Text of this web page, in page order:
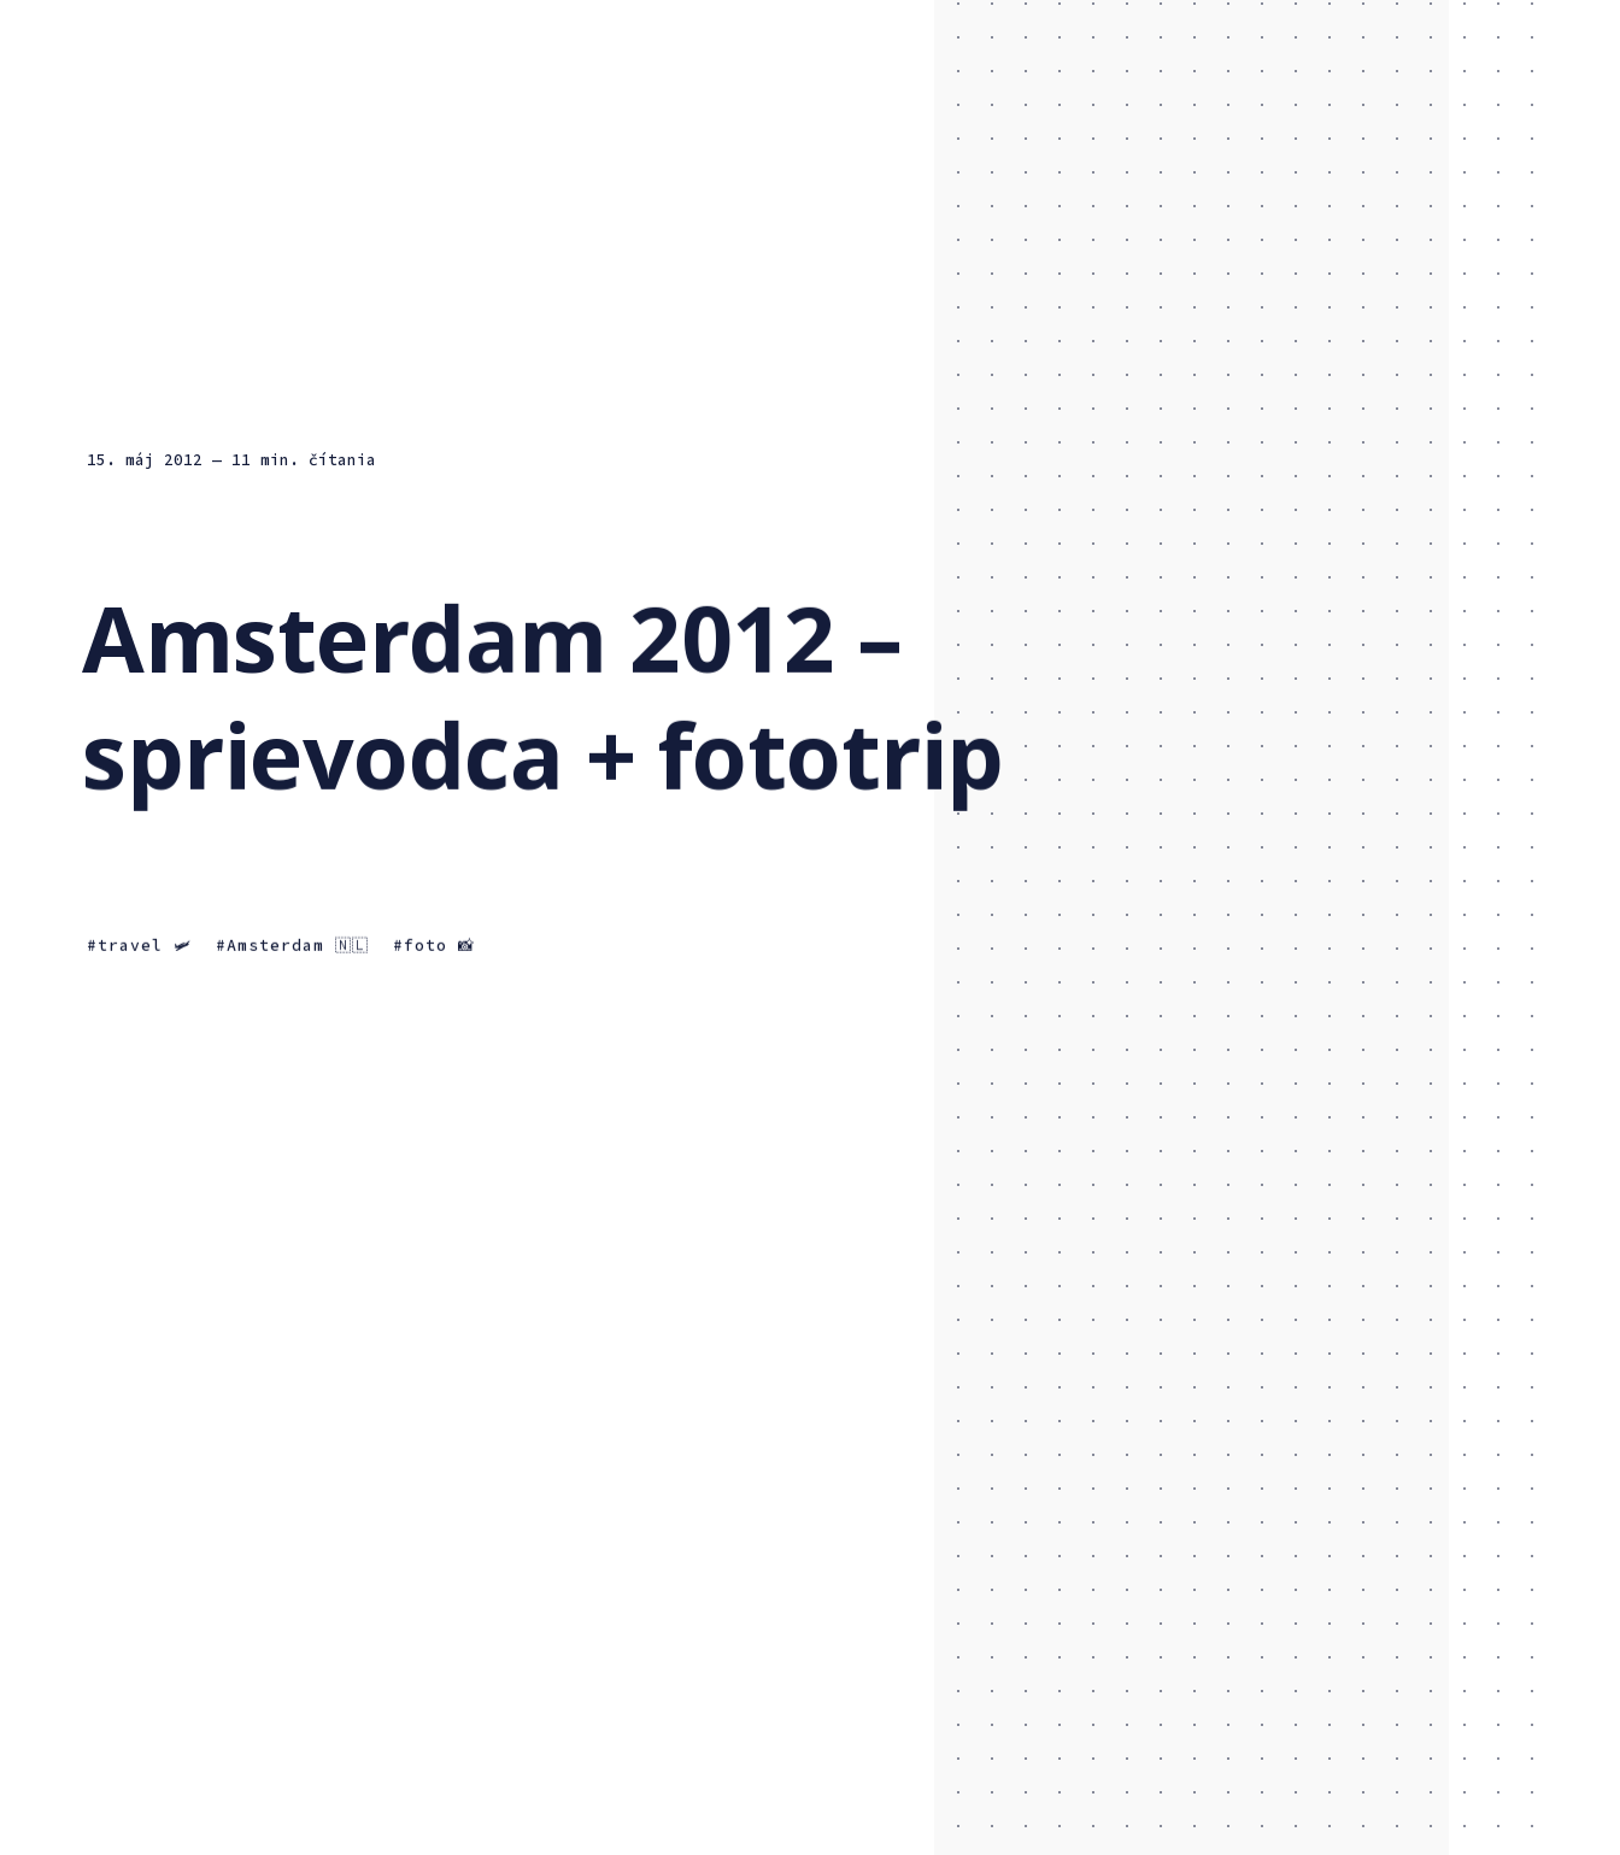
15. máj 2012 — 11 min. čítania
Amsterdam 2012 –
sprievodca + fototrip
travel 🛩 Amsterdam 🇳🇱 foto 📸